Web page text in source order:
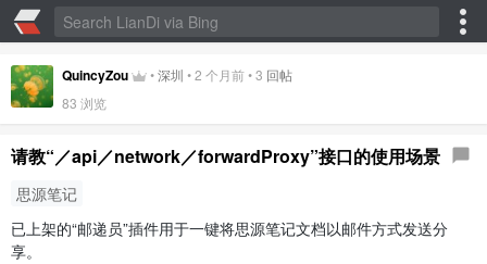
QuincyZou •深圳 •2 个月前•3 回帖
83 浏览
请教“／api／network／forwardProxy”接口的使用场景
思源笔记
已上架的“邮递员”插件用于一键将思源笔记文档以邮件方式发送分
享。